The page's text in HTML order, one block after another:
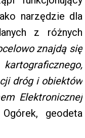
narzędzie dla
z różnych
znajdą się
dróg i obiektów
Elektronicznej
geodeta